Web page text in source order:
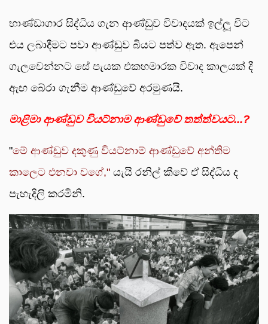
භාණ්ඩාගාර සිද්ධිය ගැන ආණ්ඩුව විවාදයක් ඉල්ලූ විට
එය ලබාදීමට පවා ආණ්ඩුව බියට පත්ව ඇත. ඇපෙන්
ගැලවෙන්නට සේ පැයක එකහමාරක විවාද කාලයක් දී
ඇඟ බේරා ගැනීම ආණ්ඩුවේ අරමුණයි.
මාළිමා ආණ්ඩුව වියට්නාම ආණ්ඩුවේ තත්ත්වයට...?
"මේ ආණ්ඩුව දකුණු වියට්නාම් ආණ්ඩුවේ අන්තිම
කාලෙට එනවා වගේ," යැයි රනිල් කීවේ ඒ සිද්ධිය ද
පැහැදිලි කරමිනි.